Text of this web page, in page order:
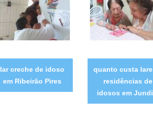
lar creche de idoso
em Ribeirão Pires
quanto custa
residências de
idosos em